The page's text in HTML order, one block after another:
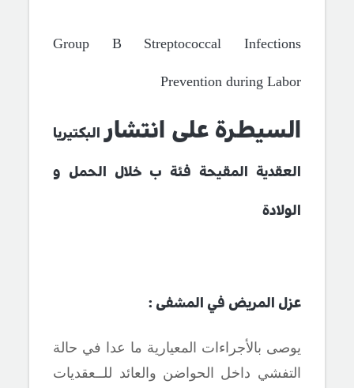
Group B Streptococcal Infections
Prevention during Labor
السيطرة على انتشار البكتيريا
العقدية المقيحة فئة ب خلال الحمل و
الولادة
عزل المريض في المشفى :
يوصى بالأجراءات المعيارية ما عدا في حالة
التفشي داخل الحواضن والعائد للــعقديات